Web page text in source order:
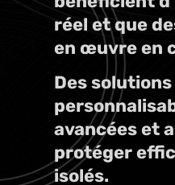
réel et que
en œuvre en
Des
avancées et
protéger
isolés.